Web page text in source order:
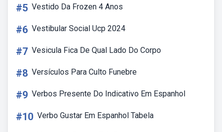
#5 Vestido Da Frozen 4 Anos
#6 Vestibular Social Ucp 2024
#7 Vesicula Fica De Qual Lado Do Corpo
#8 Versículos Para Culto Funebre
#9 Verbos Presente Do Indicativo Em Espanhol
#10 Verbo Gustar Em Espanhol Tabela